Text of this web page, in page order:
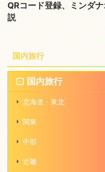
QRコード登録、ミンダ
説
国内旅行
国内旅行
北海道・東北
関東
中部
近畿